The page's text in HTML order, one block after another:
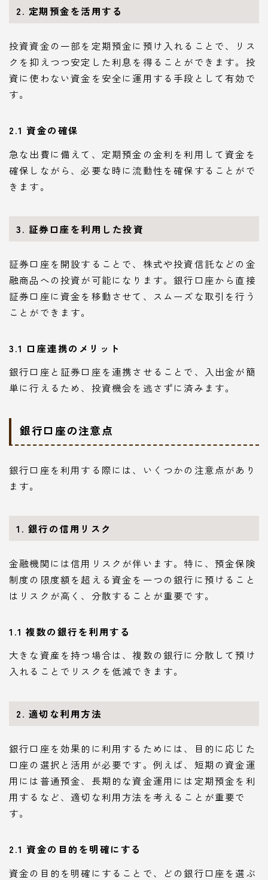
2. 定期預金を活用する
投資資金の一部を定期預金に預け入れることで、リス
クを抑えつつ安定した利息を得ることができます。投
資に使わない資金を安全に運用する手段として有効で
す。
2.1 資金の確保
急な出費に備えて、定期預金の金利を利用して資金を
確保しながら、必要な時に流動性を確保することがで
きます。
3. 証券口座を利用した投資
証券口座を開設することで、株式や投資信託などの金
融商品への投資が可能になります。銀行口座から直接
証券口座に資金を移動させて、スムーズな取引を行う
ことができます。
3.1 口座連携のメリット
銀行口座と証券口座を連携させることで、入出金が簡
単に行えるため、投資機会を逃さずに済みます。
銀行口座の注意点
銀行口座を利用する際には、いくつかの注意点があり
ます。
1. 銀行の信用リスク
金融機関には信用リスクが伴います。特に、預金保険
制度の限度額を超える資金を一つの銀行に預けること
はリスクが高く、分散することが重要です。
1.1 複数の銀行を利用する
大きな資産を持つ場合は、複数の銀行に分散して預け
入れることでリスクを低減できます。
2. 適切な利用方法
銀行口座を効果的に利用するためには、目的に応じた
口座の選択と活用が必要です。例えば、短期の資金運
用には普通預金、長期的な資金運用には定期預金を利
用するなど、適切な利用方法を考えることが重要で
す。
2.1 資金の目的を明確にする
資金の目的を明確にすることで、どの銀行口座を選ぶ